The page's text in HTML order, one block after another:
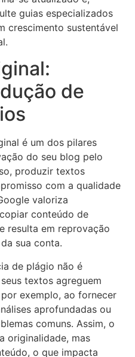
guias especializados
crescimento sustentável
de
é um dos pilares
do seu blog pelo
produzir textos
com a qualidade
valoriza
conteúdo de
resulta em reprovação
sua conta.
de plágio não é
textos agreguem
exemplo, ao fornecer
aprofundadas ou
comuns. Assim, o
originalidade, mas
o que impacta